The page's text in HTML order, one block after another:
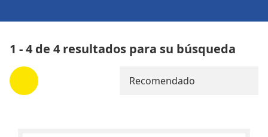
1 - 4 de 4 resultados para su búsqueda
Recomendado